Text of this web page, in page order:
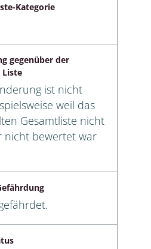
Kategorie
gegenüber der
Liste
ist nicht
weil das
Gesamtliste nicht
nicht bewertet war